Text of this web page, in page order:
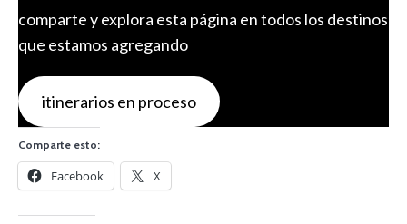
comparte y explora esta página en todos los destinos
que estamos agregando
itinerarios en proceso
Comparte esto:
Facebook X